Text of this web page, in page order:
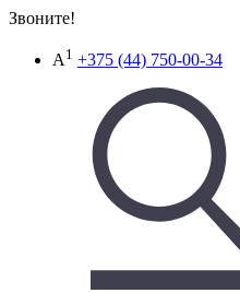
Звоните!
A 1 +375 (44) 750-00-34